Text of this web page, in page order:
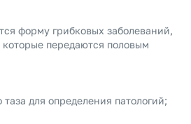
форму грибковых заболеваний,
передаются половым
для определения патологий;